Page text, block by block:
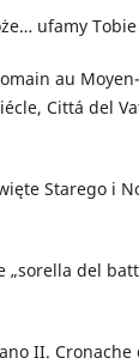
ufamy
au
Cittá del
Starego i
„sorella del
II. Cronache